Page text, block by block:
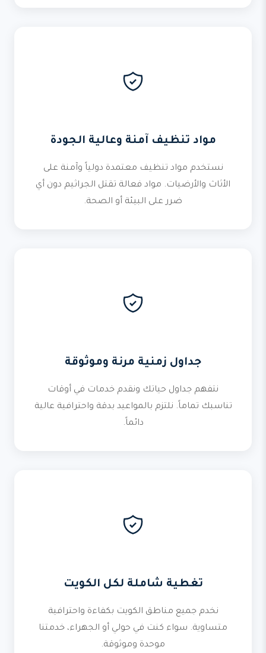
مواد تنظيف آمنة وعالية الجودة
نستخدم مواد تنظيف معتمدة دولياً وآمنة على
الأثاث والأرضيات. مواد فعالة تقتل الجراثيم دون أي
ضرر على البيئة أو الصحة.
جداول زمنية مرنة وموثوقة
نتفهم جداول حياتك ونقدم خدمات في أوقات
تناسبك تماماً. نلتزم بالمواعيد بدقة واحترافية عالية
دائماً.
تغطية شاملة لكل الكويت
نخدم جميع مناطق الكويت بكفاءة واحترافية
متساوية. سواء كنت في حولي أو الجهراء، خدمتنا
موحدة وموثوقة.